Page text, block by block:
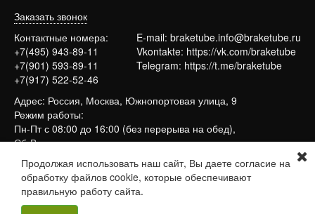
Заказать звонок
Контактные номера:
+7(495) 943-89-11
+7(901) 593-89-11
+7(917) 522-52-46
Адрес: Россия, Москва, Южнопортовая улица, 9
Режим работы:
Пн-Пт с 08:00 до 16:00 (без перерыва на обед),
Сб-Вс выходные
E-mail: braketube.info@braketube.ru
Vkontakte: https://vk.com/braketube
Telegram: https://t.me/braketube
Сайт работает на системеМойБизнес2
Продолжая использовать наш сайт, Вы даете согласие на
обработку файлов cookie, которые обеспечивают
правильную работу сайта.